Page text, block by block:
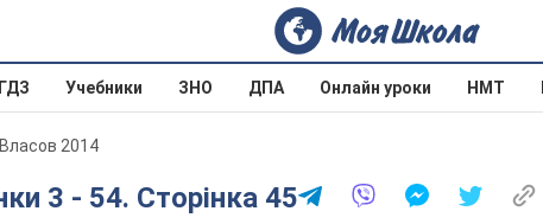
ГДЗ Учебники ЗНО ДПА Онлайн уроки НМТ
2014
3 - 54. Сторінка 45